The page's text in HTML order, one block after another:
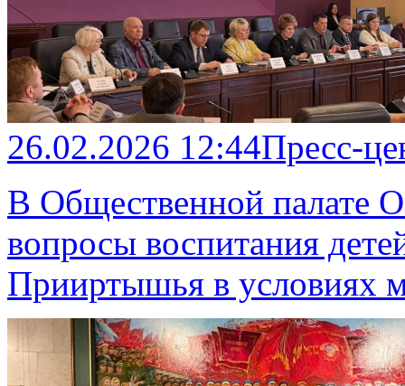
26.02.2026 12:44Пресс-
В Общественной палате
вопросы воспитания
Прииртышья в условиях